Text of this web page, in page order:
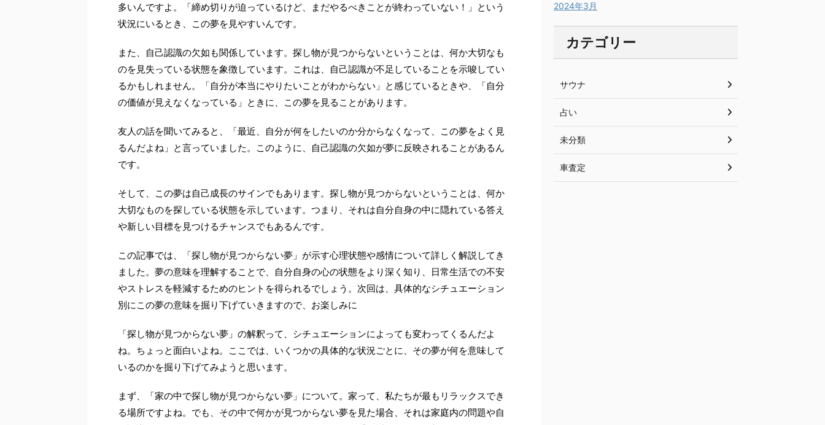
多いんですよ。「締め切りが迫っているけど、まだやるべきことが終わっていない！」という
状況にいるとき、この夢を見やすいんです。
また、自己認識の欠如も関係しています。探し物が見つからないということは、何か大切なも
のを見失っている状態を象徴しています。これは、自己認識が不足していることを示唆してい
るかもしれません。「自分が本当にやりたいことがわからない」と感じているときや、「自分
の価値が見えなくなっている」ときに、この夢を見ることがあります。
友人の話を聞いてみると、「最近、自分が何をしたいのか分からなくなって、この夢をよく見
るんだよね」と言っていました。このように、自己認識の欠如が夢に反映されることがあるん
です。
そして、この夢は自己成長のサインでもあります。探し物が見つからないということは、何か
大切なものを探している状態を示しています。つまり、それは自分自身の中に隠れている答え
や新しい目標を見つけるチャンスでもあるんです。
この記事では、「探し物が見つからない夢」が示す心理状態や感情について詳しく解説してき
ました。夢の意味を理解することで、自分自身の心の状態をより深く知り、日常生活での不安
やストレスを軽減するためのヒントを得られるでしょう。次回は、具体的なシチュエーション
別にこの夢の意味を掘り下げていきますので、お楽しみに
「探し物が見つからない夢」の解釈って、シチュエーションによっても変わってくるんだよ
ね。ちょっと面白いよね。ここでは、いくつかの具体的な状況ごとに、その夢が何を意味して
いるのかを掘り下げてみようと思います。
まず、「家の中で探し物が見つからない夢」について。家って、私たちが最もリラックスでき
る場所ですよね。でも、その中で何かが見つからない夢を見た場合、それは家庭内の問題や自
2024年3月
カテゴリー
サウナ
占い
未分類
車査定